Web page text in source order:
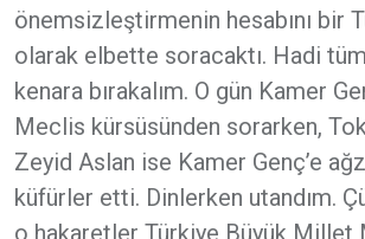
önemsizleştirmenin hesabını bir
olarak elbette soracaktı. Hadi
kenara bırakalım. O gün Kamer
Meclis kürsüsünden sorarken,
Zeyid Aslan ise Kamer Genç’e
küfürler etti. Dinlerken utandım.
o hakaretler Türkiye Büyük Millet